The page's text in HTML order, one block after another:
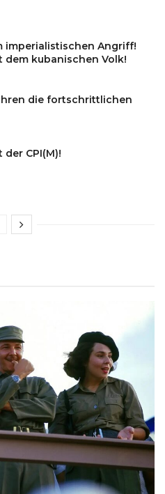
imperialistischen Angriff!
dem kubanischen Volk!
die fortschrittlichen
CPI(M)!